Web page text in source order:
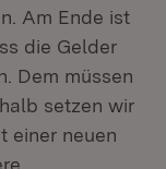
Am Ende ist
die Gelder
Dem müssen
setzen wir
einer neuen